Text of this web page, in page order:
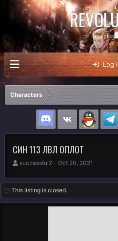
Gaming
Log
Characters
СИН 113 ЛВЛ ОПЛОТ
A
t
h
o
successful2
C
e
a
t
i
Oct 20, 2021
This listing is closed.